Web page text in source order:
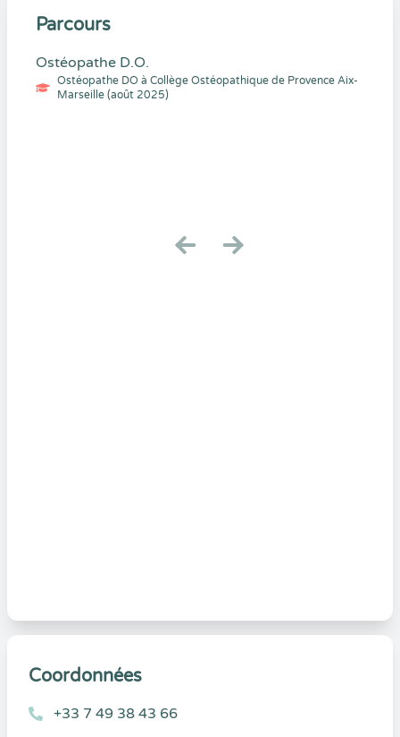
Parcours
Ostéopathe D.O.
Ostéopathe DO à Collège Ostéopathique de Provence Aix-
Marseille (août 2025)
Coordonnées
+33 7 49 38 43 66